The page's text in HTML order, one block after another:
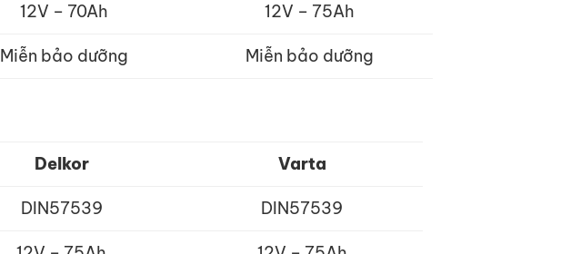
12V – 70Ah 12V – 75Ah
Miễn bảo dưỡng Miễn bảo dưỡng
Delkor Varta
DIN57539 DIN57539